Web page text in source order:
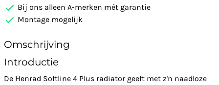
Bij ons alleen A-merken mét garantie
Montage mogelijk
Omschrijving
Introductie
De Henrad Softline 4 Plus radiator geeft met z'n naadloze